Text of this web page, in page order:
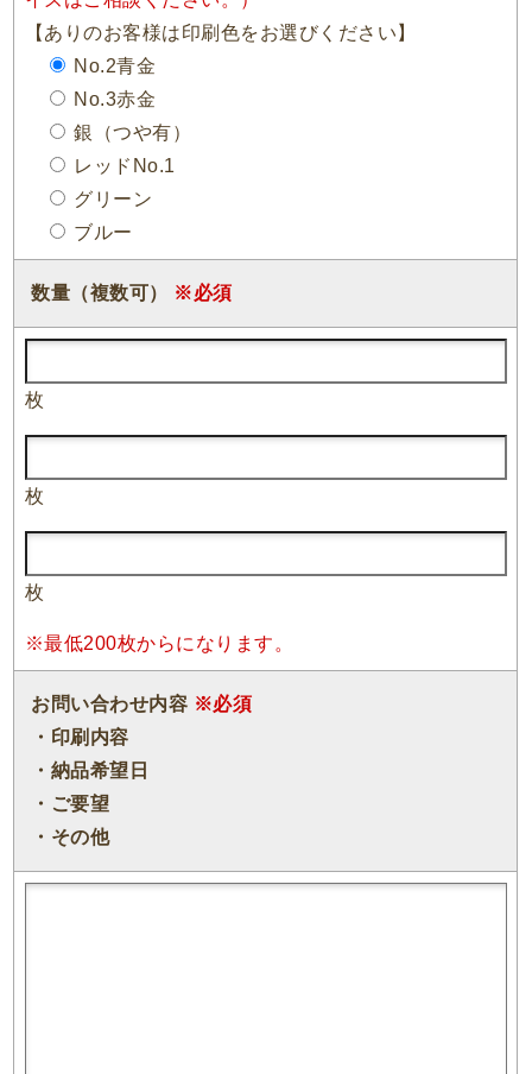
【ありのお客様は印刷色をお選びください】
No.2青金
No.3赤金
銀（つや有）
レッドNo.1
グリーン
ブルー
数量（複数可） ※必須
枚
枚
枚
※最低200枚からになります。
お問い合わせ内容 ※必須
・印刷内容
・納品希望日
・ご要望
・その他